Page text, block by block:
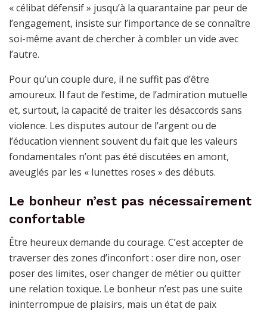
« célibat défensif » jusqu’à la quarantaine par peur de
l’engagement, insiste sur l’importance de se connaître
soi-même avant de chercher à combler un vide avec
l’autre.
Pour qu’un couple dure, il ne suffit pas d’être
amoureux. Il faut de l’estime, de l’admiration mutuelle
et, surtout, la capacité de traiter les désaccords sans
violence. Les disputes autour de l’argent ou de
l’éducation viennent souvent du fait que les valeurs
fondamentales n’ont pas été discutées en amont,
aveuglés par les « lunettes roses » des débuts.
Le bonheur n’est pas nécessairement
confortable
Être heureux demande du courage. C’est accepter de
traverser des zones d’inconfort : oser dire non, oser
poser des limites, oser changer de métier ou quitter
une relation toxique. Le bonheur n’est pas une suite
ininterrompue de plaisirs, mais un état de paix